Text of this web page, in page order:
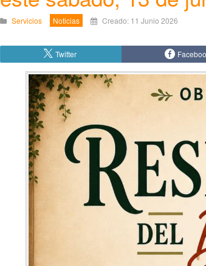
Servicios Noticias Creado: 11 Junio 2026
Twitter